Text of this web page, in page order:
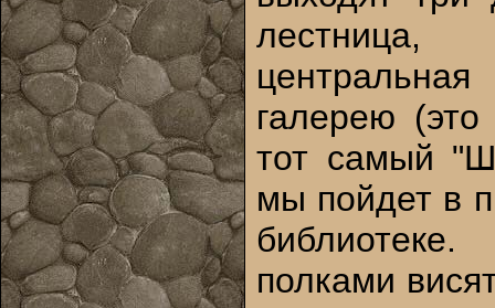
галерею
тот самый
мы пойдет в
полками